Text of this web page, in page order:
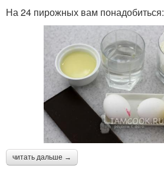
На 24 пирожных вам понадобиться:
читать дальше →